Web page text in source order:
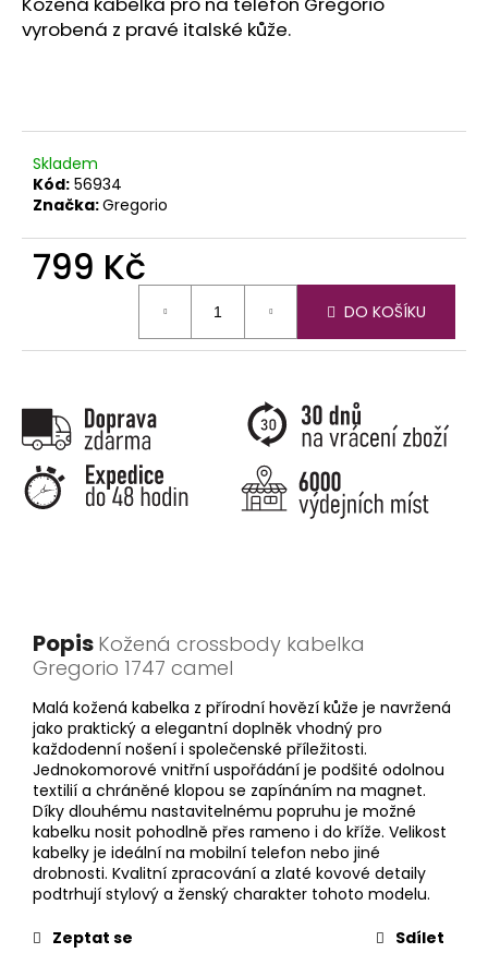
vyrobená z pravé italské kůže.
Skladem
Kód: 56934
Značka:Gregorio
799 Kč
DO KOŠÍKU
Popis Kožená crossbody kabelka
Gregorio 1747 camel
Malá kožená kabelka z přírodní hovězí kůže je navržená
jako praktický a elegantní doplněk vhodný pro
každodenní nošení i společenské příležitosti.
Jednokomorové vnitřní uspořádání je podšité odolnou
textilií a chráněné klopou se zapínáním na magnet.
Díky dlouhému nastavitelnému popruhu je možné
kabelku nosit pohodlně přes rameno i do kříže. Velikost
kabelky je ideální na mobilní telefon nebo jiné
drobnosti. Kvalitní zpracování a zlaté kovové detaily
podtrhují stylový a ženský charakter tohoto modelu.
Zeptat se
Sdílet
u
e